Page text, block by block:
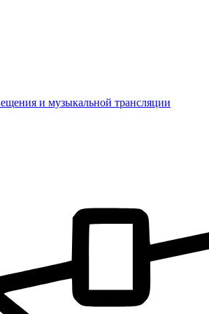
и музыкальной трансляции